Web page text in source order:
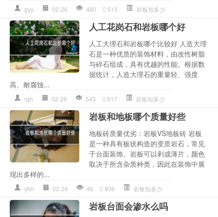
gyy 02-26 480 515 岩板知多少
人工花岗石和岩板哪个好
人工大理石和岩板哪个比较好 人造大理
石是一种优质的装饰材料，由改性树脂
与碎石组成，具有优越的性能。根据数
据统计，人造大理石的重量轻、强度
高、耐腐蚀...
rgh 02-26 545 617 岩板知多少
岩板和地板哪个质量好些
地板砖质量优劣：岩板VS地板砖 岩板
是一种具有板状构造的变质岩石，常见
于台面装饰。岩板可以剥成薄片，颜色
取决于所含杂质种类，因此在装饰中展
现出多样的...
ybh 02-26 46 806 岩板知多少
岩板台面会渗水么吗